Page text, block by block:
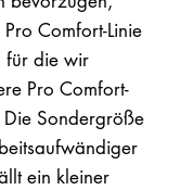
Comfort-Linie
für die wir
Pro Comfort-
Sondergröße
ein kleiner